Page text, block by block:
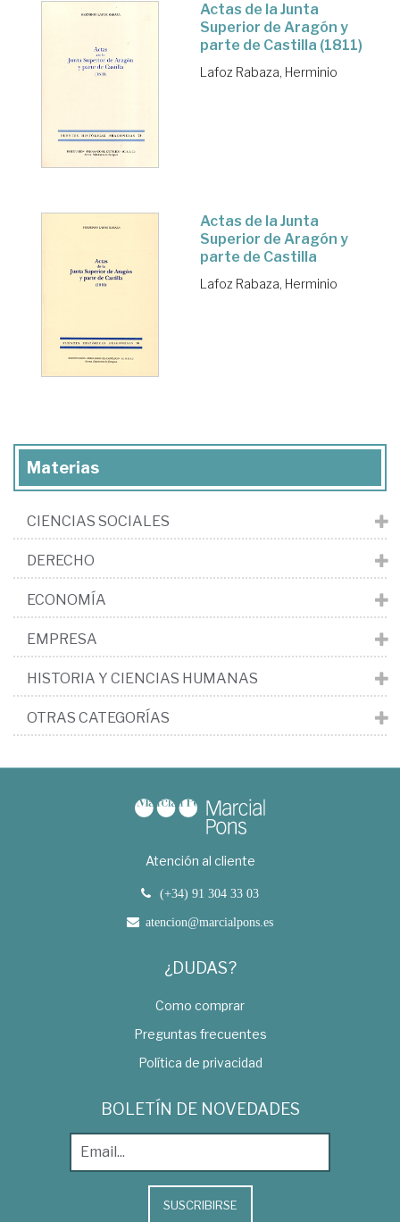
Actas de la Junta
Superior de Aragón y
parte de Castilla (1811)
Lafoz Rabaza, Herminio
Actas de la Junta
Superior de Aragón y
parte de Castilla
Lafoz Rabaza, Herminio
Materias
CIENCIAS SOCIALES
DERECHO
ECONOMÍA
EMPRESA
HISTORIA Y CIENCIAS HUMANAS
OTRAS CATEGORÍAS
Atención al cliente
(+34) 91 304 33 03
atencion@marcialpons.es
¿DUDAS?
Como comprar
Preguntas frecuentes
Política de privacidad
BOLETÍN DE NOVEDADES
SUSCRIBIRSE